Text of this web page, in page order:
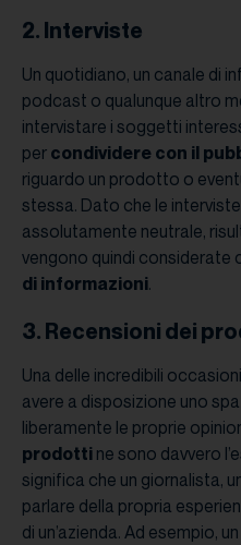
2. Interviste
Un quotidiano, un canale di
podcast o qualunque altro
intervistare i soggetti
per condividere con il
riguardo un prodotto o
stessa. Dato che le
assolutamente neutrale,
vengono quindi considerate
di informazioni.
3. Recensioni dei
Una delle incredibili
avere a disposizione uno
liberamente le proprie
prodotti ne sono davvero
significa che un giornalista,
parlare della propria
di un’azienda. Ad esempio,